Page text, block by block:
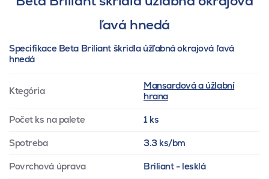
ľavá hnedá
Specifikace Beta Briliant škridla úžľabná okrajová ľavá
hnedá
Ktegória
Mansardová a úžlabní
hrana
Počet ks na palete 1 ks
Spotreba 3.3 ks/bm
Povrchová úprava Briliant - lesklá